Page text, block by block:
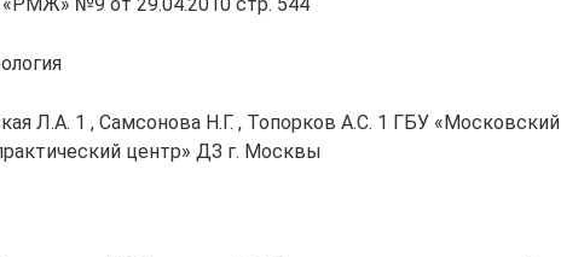
Л.А. 1 , Самсонова Н.Г. , Топорков А.С. 1 ГБУ «Московский
центр» ДЗ г. Москвы